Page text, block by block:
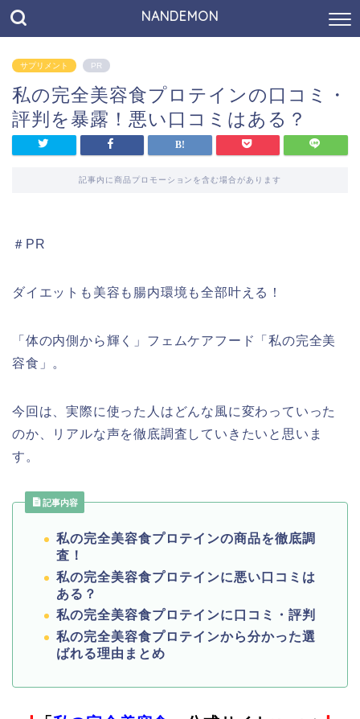
NANDEMON
サプリメント PR
私の完全美容食プロテインの口コミ・
評判を暴露！悪い口コミはある？
記事内に商品プロモーションを含む場合があります
＃PR
ダイエットも美容も腸内環境も全部叶える！
「体の内側から輝く」フェムケアフード「私の完全美
容食」。
今回は、実際に使った人はどんな風に変わっていった
のか、リアルな声を徹底調査していきたいと思いま
す。
記事内容
私の完全美容食プロテインの商品を徹底調
査！
私の完全美容食プロテインに悪い口コミは
ある？
私の完全美容食プロテインに口コミ・評判
私の完全美容食プロテインから分かった選
ばれる理由まとめ